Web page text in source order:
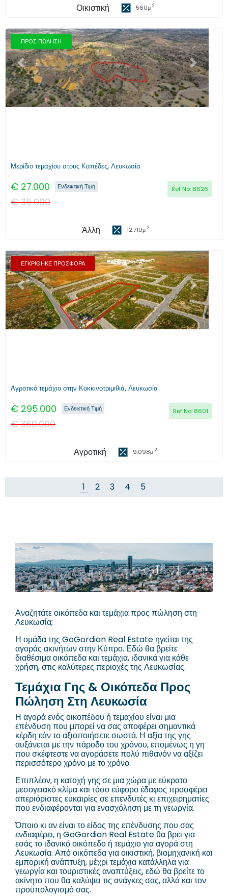
Οικιστική 560μ 2
ΠΡΟΣ ΠΩΛΗΣΗ
Προηγούμενο Επόμενο
Μερίδιο τεμαχίου στους Καπέδες, Λευκωσία
€ 27.000 Ref No: 8626
Ενδεικτική Τιμή
€35.000
Άλλη 12.710μ 2
ΕΓΚΡΙΘΗΚΕ ΠΡΟΣΦΟΡΑ
Προηγούμενο Επόμενο
Αγροτικό τεμάχιο στην Κοκκινοτριμιθιά, Λευκωσία
€ 295.000 Ref No: 8601
Ενδεικτική Τιμή
€360.000
Αγροτική 9.098μ 2
1 2 3 4 5
Αναζητάτε οικόπεδα και τεμάχια προς πώληση στη
Λευκωσία;
Η ομάδα της GoGordian Real Estate ηγείται της
αγοράς ακινήτων στην Κύπρο. Εδώ θα βρείτε
διαθέσιμα οικόπεδα και τεμάχια, ιδανικά για κάθε
χρήση, στις καλύτερες περιοχές της Λευκωσίας.
Τεμάχια Γης & Οικόπεδα Προς
Πώληση Στη Λευκωσία
Η αγορά ενός οικοπέδου ή τεμαχίου είναι μια
επένδυση που μπορεί να σας αποφέρει σημαντικά
κέρδη εάν το αξιοποιήσετε σωστά. Η αξία της γης
αυξάνεται με την πάροδο του χρόνου, επομένως η γη
που σκέφτεστε να αγοράσετε πολύ πιθανόν να αξίζει
περισσότερο χρόνο με το χρόνο.
Επιπλέον, η κατοχή γης σε μια χώρα με εύκρατο
μεσογειακό κλίμα και τόσο εύφορο έδαφος προσφέρει
απεριόριστες ευκαιρίες σε επενδυτές κι επιχειρηματίες
που ενδιαφέρονται για ενασχόληση με τη γεωργία.
Όποιο κι αν είναι το είδος της επένδυσης που σας
ενδιαφέρει, η GoGordian Real Estate θα βρει για
εσάς το ιδανικό οικόπεδο ή τεμάχιο για αγορά στη
Λευκωσία. Από οικόπεδα για οικιστική, βιομηχανική και
εμπορική ανάπτυξη, μέχρι τεμάχια κατάλληλα για
γεωργία και τουριστικές αναπτύξεις, εδώ θα βρείτε το
ακίνητο που θα καλύψει τις ανάγκες σας, αλλά και τον
προϋπολογισμό σας.